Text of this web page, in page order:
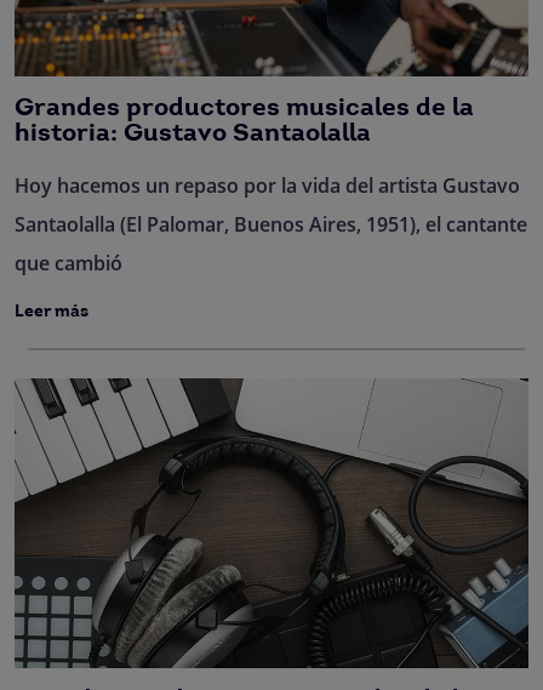
Grandes productores musicales de la
historia: Gustavo Santaolalla
Hoy hacemos un repaso por la vida del artista Gustavo
Santaolalla (El Palomar, Buenos Aires, 1951), el cantante
que cambió
Leer más